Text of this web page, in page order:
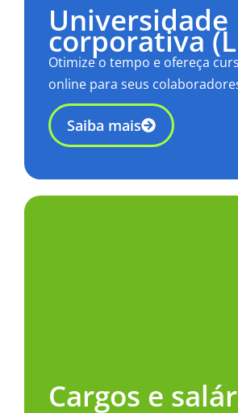
Universidade
corporativa
Otimize o tempo e ofereça
online para seus
Saiba mais
Cargos e